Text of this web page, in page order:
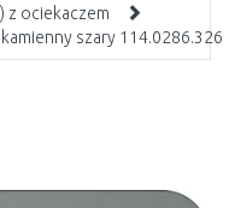
z ociekaczem
szary 114.0286.326